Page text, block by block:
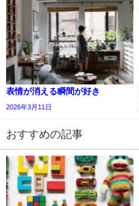
表情が消える瞬間が好き
2026年3月11日
おすすめの記事